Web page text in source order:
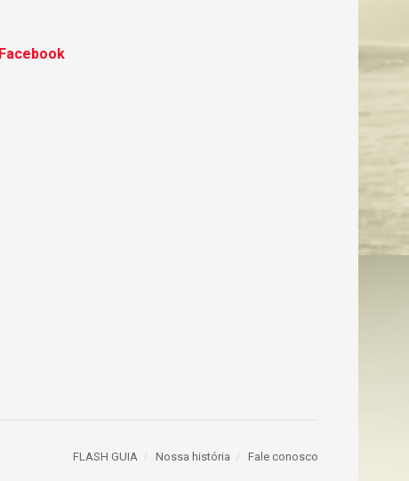
Facebook
FLASH GUIA Nossa história Fale conosco